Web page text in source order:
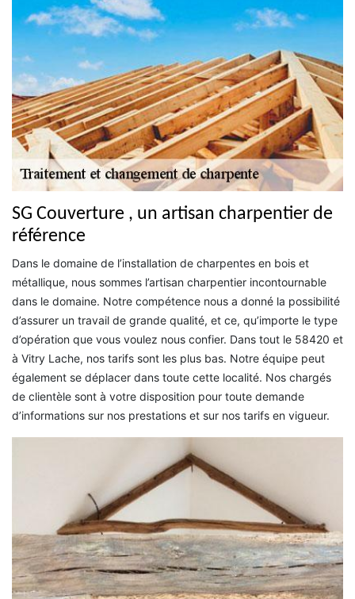
SG Couverture , un artisan charpentier de
référence
Dans le domaine de l’installation de charpentes en bois et
métallique, nous sommes l’artisan charpentier incontournable
dans le domaine. Notre compétence nous a donné la possibilité
d’assurer un travail de grande qualité, et ce, qu’importe le type
d’opération que vous voulez nous confier. Dans tout le 58420 et
à Vitry Lache, nos tarifs sont les plus bas. Notre équipe peut
également se déplacer dans toute cette localité. Nos chargés
de clientèle sont à votre disposition pour toute demande
d’informations sur nos prestations et sur nos tarifs en vigueur.